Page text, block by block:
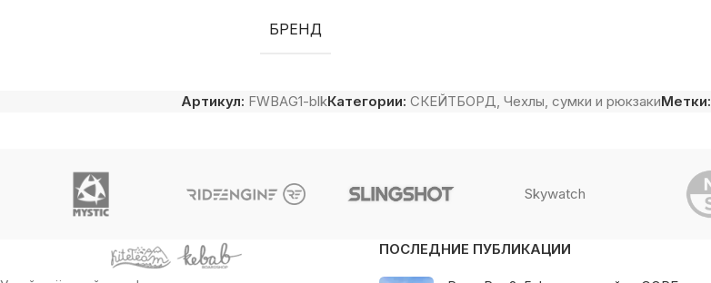
БРЕНД
Артикул: FWBAG1-blkКатегории: СКЕЙТБОРД, Чехлы, сумки и рюкзакиМетки:
Skywatch
ПОСЛЕДНИЕ ПУБЛИКАЦИИ